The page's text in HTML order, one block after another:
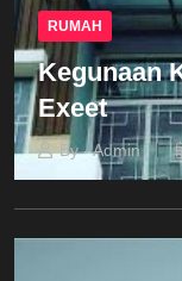
RUMAH
Kegunaan
Exeet
By - Admin